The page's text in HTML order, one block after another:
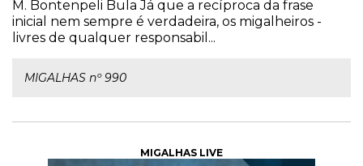
M. Bontenpeli Bula Já que a recíproca da frase
inicial nem sempre é verdadeira, os migalheiros -
livres de qualquer responsabil...
MIGALHAS nº 990
MIGALHAS LIVE